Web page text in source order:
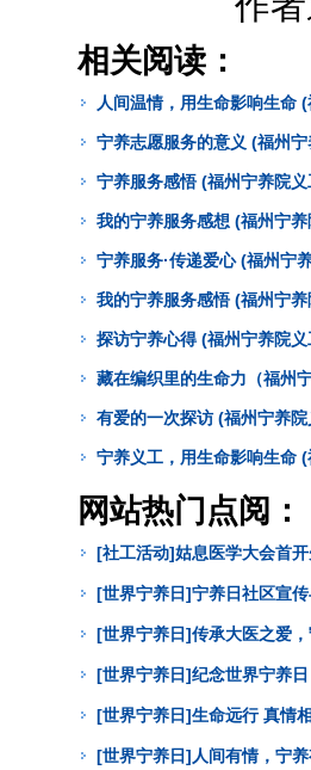
相关阅读：
人间温情，用生命影响生命
宁养志愿服务的意义 (福州
宁养服务感悟 (福州宁养院
我的宁养服务感想 (福州宁
宁养服务·传递爱心 (福州宁
我的宁养服务感悟 (福州宁
探访宁养心得 (福州宁养院
藏在编织里的生命力（福州
有爱的一次探访 (福州宁养
宁养义工，用生命影响生命
网站热门点阅：
[社工活动]姑息医学大会首
[世界宁养日]宁养日社区宣
[世界宁养日]传承大医之爱
[世界宁养日]纪念世界宁养
[世界宁养日]生命远行 真情
[世界宁养日]人间有情，宁